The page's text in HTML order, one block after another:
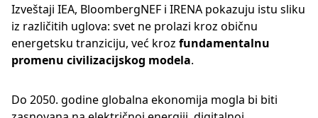
Izveštaji IEA, BloombergNEF i IRENA pokazuju istu sliku
iz različitih uglova: svet ne prolazi kroz običnu
energetsku tranziciju, već kroz fundamentalnu
promenu civilizacijskog modela.
Do 2050. godine globalna ekonomija mogla bi biti